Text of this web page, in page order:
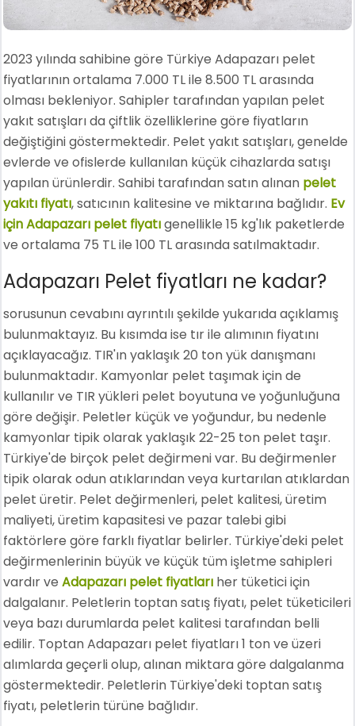
2023 yılında sahibine göre Türkiye Adapazarı pelet
fiyatlarının ortalama 7.000 TL ile 8.500 TL arasında
olması bekleniyor. Sahipler tarafından yapılan pelet
yakıt satışları da çiftlik özelliklerine göre fiyatların
değiştiğini göstermektedir. Pelet yakıt satışları, genelde
evlerde ve ofislerde kullanılan küçük cihazlarda satışı
yapılan ürünlerdir. Sahibi tarafından satın alınan pelet
yakıtı fiyatı, satıcının kalitesine ve miktarına bağlıdır. Ev
için Adapazarı pelet fiyatıgenellikle 15 kg'lık paketlerde
ve ortalama 75 TL ile 100 TL arasında satılmaktadır.
Adapazarı Pelet fiyatları ne kadar?
sorusunun cevabını ayrıntılı şekilde yukarıda açıklamış
bulunmaktayız. Bu kısımda ise tır ile alımının fiyatını
açıklayacağız. TIR'ın yaklaşık 20 ton yük danışmanı
bulunmaktadır. Kamyonlar pelet taşımak için de
kullanılır ve TIR yükleri pelet boyutuna ve yoğunluğuna
göre değişir. Peletler küçük ve yoğundur, bu nedenle
kamyonlar tipik olarak yaklaşık 22-25 ton pelet taşır.
Türkiye'de birçok pelet değirmeni var. Bu değirmenler
tipik olarak odun atıklarından veya kurtarılan atıklardan
pelet üretir. Pelet değirmenleri, pelet kalitesi, üretim
maliyeti, üretim kapasitesi ve pazar talebi gibi
faktörlere göre farklı fiyatlar belirler. Türkiye'deki pelet
değirmenlerinin büyük ve küçük tüm işletme sahipleri
vardır veAdapazarı pelet fiyatları her tüketici için
dalgalanır. Peletlerin toptan satış fiyatı, pelet tüketicileri
veya bazı durumlarda pelet kalitesi tarafından belli
edilir. Toptan Adapazarı pelet fiyatları 1 ton ve üzeri
alımlarda geçerli olup, alınan miktara göre dalgalanma
göstermektedir. Peletlerin Türkiye'deki toptan satış
fiyatı, peletlerin türüne bağlıdır.